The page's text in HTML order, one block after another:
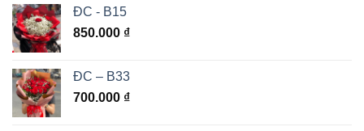
ĐC - B15
850.000 ₫
ĐC – B33
700.000 ₫